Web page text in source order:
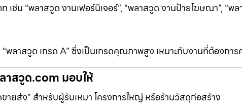
เช่น “พลาสวูด งานเฟอร์นิเจอร์”, “พลาสวูด งานป้ายโฆษณา”, “
“พลาสวูด เกรด A” ซึ่งเป็นเกรดคุณภาพสูง เหมาะกับงานที่ต้องกา
าสวูด.com มอบให้
ายส่ง” สำหรับผู้รับเหมา โครงการใหญ่ หรือร้านวัสดุก่อสร้าง